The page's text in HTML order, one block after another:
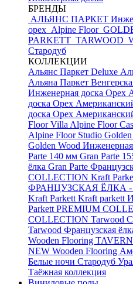
БРЕНДЫ
АЛЬЯНС ПАРКЕТ
орех Alpine Floor
PARKETT TARWOOD
Стародуб
КОЛЛЕКЦИИ
Альянс Паркет Deluxe
Альяна Паркет
Инженерная доска Орех
доска Орех
доска Орех
Floor Villa Alpine Floor
Alpine Floor Studio
Golden Wood Инженерная
Parte 140 мм Gran Parte
ёлка Gran Parte
COLLECTION Kraft
ФРАНЦУЗСКАЯ ЁЛКА
Kraft Parkett Kraft
Parkett PREMIUM
COLLECTION Tarwood
Tarwood Французская
Wooden Flooring TAVERN
NEW Wooden Flooring
Белые ночи Стародуб
Таёжная коллекция